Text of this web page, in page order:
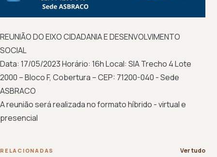
REUNIÃO DO EIXO CIDADANIA E DESENVOLVIMENTO
SOCIAL
Data: 17/05/2023 Horário: 16h Local: SIA Trecho 4 Lote
2000 – Bloco F, Cobertura – CEP: 71200-040 - Sede
ASBRACO
A reunião será realizada no formato híbrido - virtual e
presencial
RELACIONADAS Ver tudo